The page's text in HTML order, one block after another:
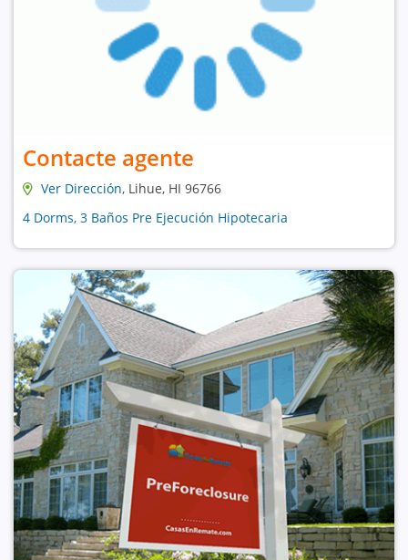
Contacte agente
Ver Dirección, Lihue, HI 96766
4 Dorms, 3 Baños Pre Ejecución Hipotecaria